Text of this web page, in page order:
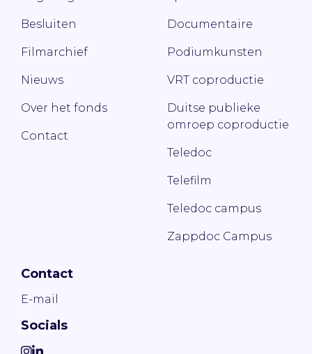
Besluiten
Filmarchief
Nieuws
Over het fonds
Contact
Documentaire
Podiumkunsten
VRT coproductie
Duitse publieke
omroep coproductie
Teledoc
Telefilm
Teledoc campus
Zappdoc Campus
Contact
E-mail
Socials